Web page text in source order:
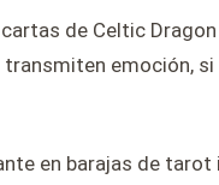
de Celtic
emoción,
en barajas de